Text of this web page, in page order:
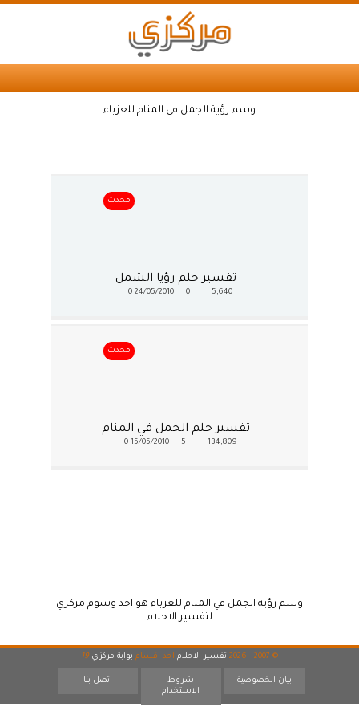
وسم رؤية الجمل في المنام للعزباء
محدث
تفسير حلم رؤيا الشمل
5,640
24/05/2010
0
محدث
تفسير حلم الجمل في المنام
134,809
15/05/2010
0
وسم رؤية الجمل في المنام للعزباء هو احد وسوم مركزي
لتفسير الاحلام
© 2007 - 2026 تفسير الاحلام احد اقسام بوابة مركزي 19
بيان الخصوصية
شروط
الاستخدام
اتصل بنا